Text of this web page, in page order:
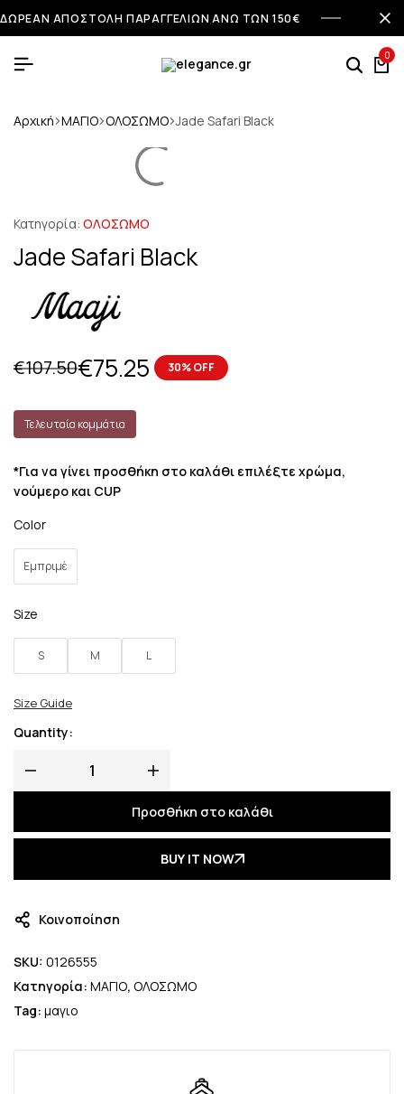
ΔΩΡΕΑΝ ΑΠΟΣΤΟΛΗ ΠΑΡΑΓΓΕΛΙΩΝ ΑΝΩ ΤΩΝ 150€
0
Αρχική ΜΑΓΙΟ ΟΛΟΣΩΜΟ Jade Safari Black
Κατηγορία: ΟΛΟΣΩΜΟ
Jade Safari Black
€107.50€75.25 30% OFF
Τελευταία κομμάτια
*Για να γίνει προσθήκη στο καλάθι επιλέξτε χρώμα,
νούμερο και CUP
Color
Εμπριμέ
Size
S M L
Size Guide
Quantity:
Προσθήκη στο καλάθι
BUY IT NOW
Κοινοποίηση
SKU: 0126555
Κατηγορία: ΜΑΓΙΟ, ΟΛΟΣΩΜΟ
Tag: μαγιο